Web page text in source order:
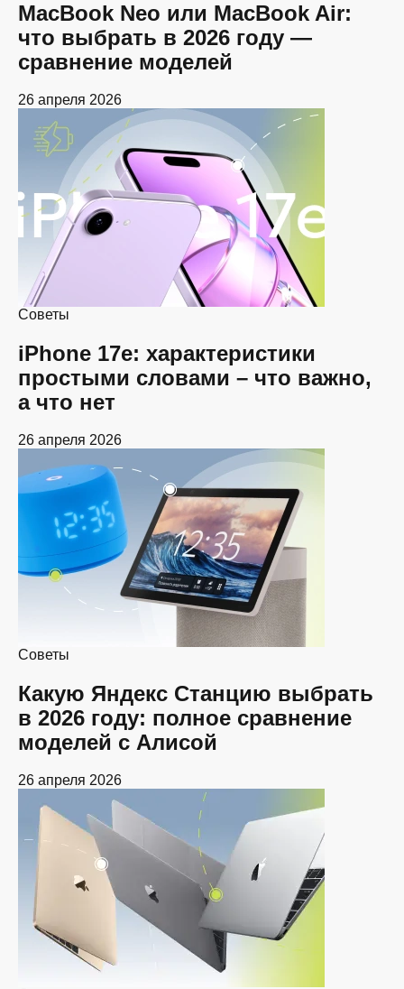
MacBook Neo или MacBook Air:
что выбрать в 2026 году —
сравнение моделей
26 апреля 2026
Советы
iPhone 17e: характеристики
простыми словами – что важно,
а что нет
26 апреля 2026
Советы
Какую Яндекс Станцию выбрать
в 2026 году: полное сравнение
моделей с Алисой
26 апреля 2026